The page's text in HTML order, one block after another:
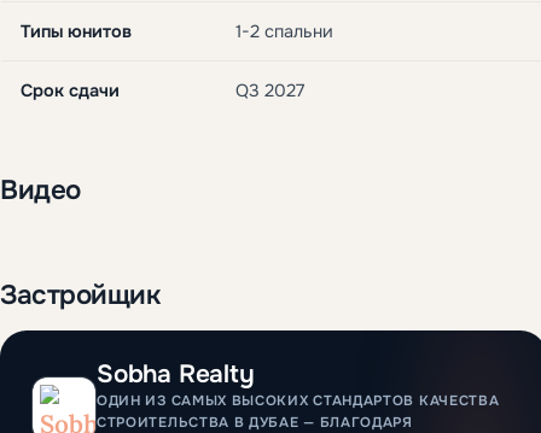
Типы юнитов 1-2 спальни
Срок сдачи Q3 2027
Видео
Застройщик
Sobha Realty
ОДИН ИЗ САМЫХ ВЫСОКИХ СТАНДАРТОВ КАЧЕСТВА
СТРОИТЕЛЬСТВА В ДУБАЕ — БЛАГОДАРЯ